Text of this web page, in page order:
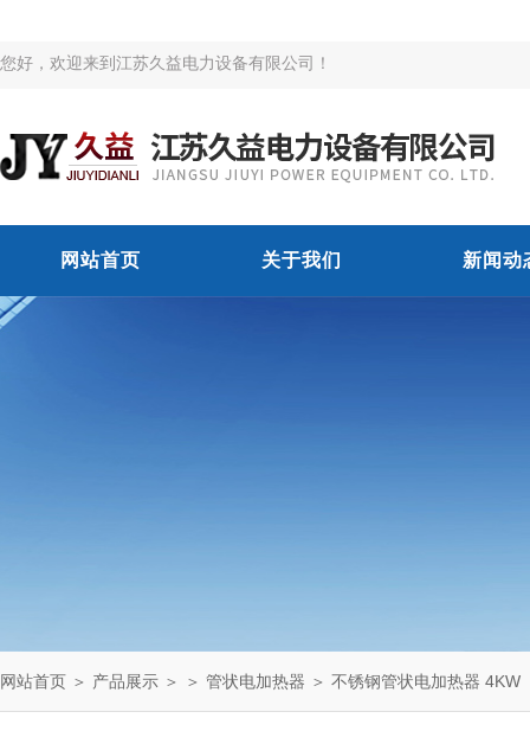
您好，欢迎来到江苏久益电力设备有限公司！
网站首页 关于我们 新闻动
网站首页 ＞ 产品展示 ＞ ＞ 管状电加热器 ＞ 不锈钢管状电加热器 4KW